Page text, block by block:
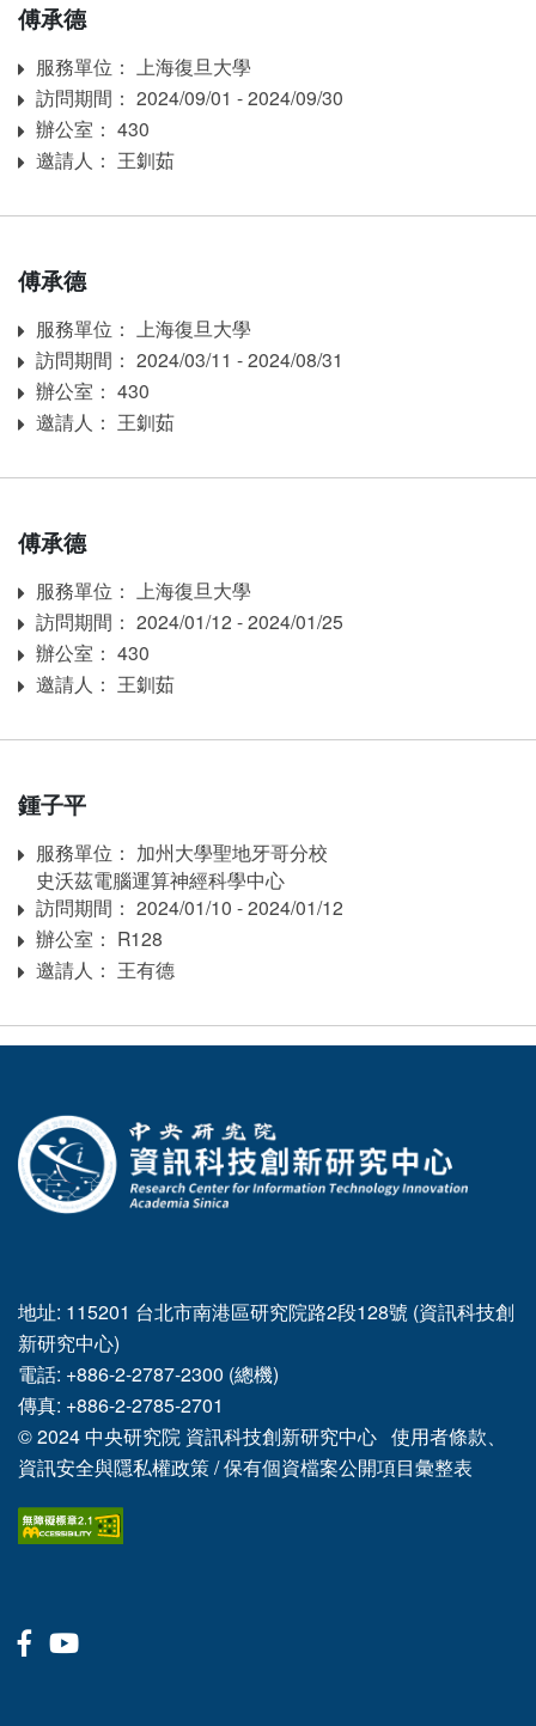
傅承德
Affiliation
服務單位： 上海復旦大學
訪問期間：
訪問期間： 2024/09/01 - 2024/09/30
Room
辦公室： 430
Inviter
邀請人： 王釧茹
傅承德
Affiliation
服務單位： 上海復旦大學
訪問期間：
訪問期間： 2024/03/11 - 2024/08/31
Room
辦公室： 430
Inviter
邀請人： 王釧茹
傅承德
Affiliation
服務單位： 上海復旦大學
訪問期間：
訪問期間： 2024/01/12 - 2024/01/25
Room
辦公室： 430
Inviter
邀請人： 王釧茹
鍾子平
Affiliation
服務單位： 加州大學聖地牙哥分校
史沃茲電腦運算神經科學中心
訪問期間：
訪問期間： 2024/01/10 - 2024/01/12
Room
辦公室： R128
Inviter
邀請人： 王有德
地址: 115201 台北市南港區研究院路2段128號 (資訊科技創
新研究中心)
電話: +886-2-2787-2300 (總機)
傳真: +886-2-2785-2701
© 2024中央研究院 資訊科技創新研究中心 使用者條款、
資訊安全與隱私權政策/保有個資檔案公開項目彙整表
Facebook
Youtube